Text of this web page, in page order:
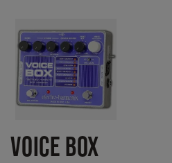
VOICE BOX